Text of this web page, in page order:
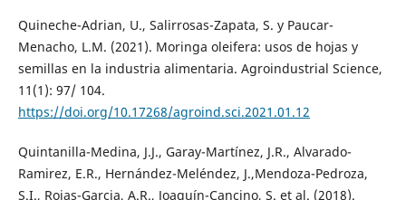
Quineche-Adrian, U., Salirrosas-Zapata, S. y Paucar-
Menacho, L.M. (2021). Moringa oleifera: usos de hojas y
semillas en la industria alimentaria. Agroindustrial Science,
11(1): 97/ 104.
https://doi.org/10.17268/agroind.sci.2021.01.12
Quintanilla-Medina, J.J., Garay-Martínez, J.R., Alvarado-
Ramirez, E.R., Hernández-Meléndez, J.,Mendoza-Pedroza,
S.I., Rojas-Garcia, A.R., Joaquín-Cancino, S. et al. (2018).